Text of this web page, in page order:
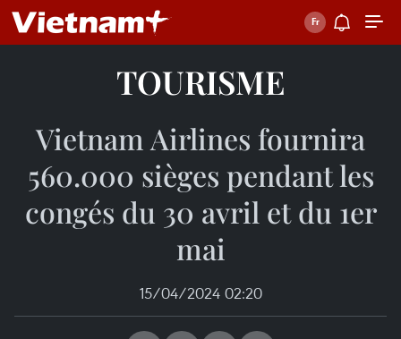
TOURISME
Vietnam Airlines fournira
560.000 sièges pendant les
congés du 30 avril et du 1er
mai
15/04/2024 02:20